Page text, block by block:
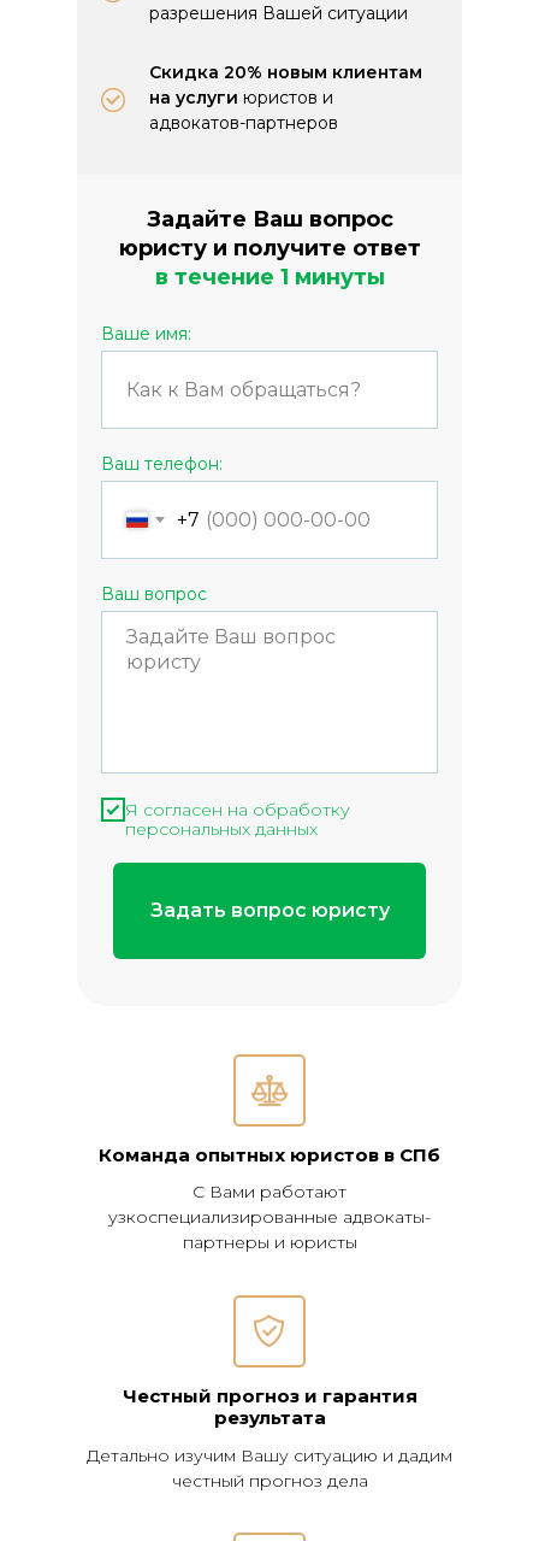
Задайте Ваш вопрос
юристу и получите ответ
в течение 1 минуты
разрешения Вашей ситуации
Ваше имя:
Ваш телефон:
+7
Ваш вопрос
Я согласен на обработку
персональных данных
Задать вопрос юристу
Скидка 20% новым клиентам
на услуги юристов и
адвокатов-партнеров
Команда опытных юристов в СПб
Честный прогноз и гарантия
результата
С Вами работают
узкоспециализированные адвокаты-
партнеры и юристы
Детально изучим Вашу ситуацию и дадим
честный прогноз дела